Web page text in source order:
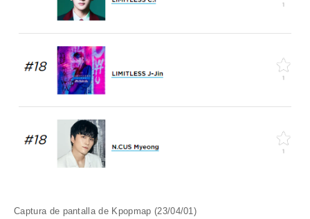
Captura de pantalla de Kpopmap (23/04/01)